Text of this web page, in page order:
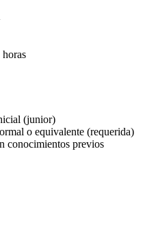
(junior)
o equivalente (requerida)
conocimientos previos